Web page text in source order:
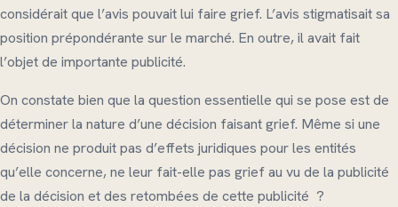
considérait que l’avis pouvait lui faire grief. L’avis stigmatisait sa
position prépondérante sur le marché. En outre, il avait fait
l’objet de importante publicité.
On constate bien que la question essentielle qui se pose est de
déterminer la nature d’une décision faisant grief. Même si une
décision ne produit pas d’effets juridiques pour les entités
qu’elle concerne, ne leur fait-elle pas grief au vu de la publicité
de la décision et des retombées de cette publicité ?